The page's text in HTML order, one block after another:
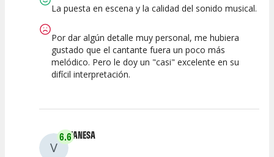
La puesta en escena y la calidad del sonido musical.
Por dar algún detalle muy personal, me hubiera
gustado que el cantante fuera un poco más
melódico. Pero le doy un "casi" excelente en su
difícil interpretación.
V
6.6VANESA